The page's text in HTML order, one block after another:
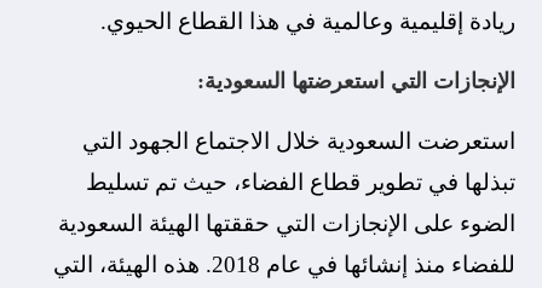
ريادة إقليمية وعالمية في هذا القطاع الحيوي.
الإنجازات التي استعرضتها السعودية:
استعرضت السعودية خلال الاجتماع الجهود التي
تبذلها في تطوير قطاع الفضاء، حيث تم تسليط
الضوء على الإنجازات التي حققتها الهيئة السعودية
للفضاء منذ إنشائها في عام 2018. هذه الهيئة، التي